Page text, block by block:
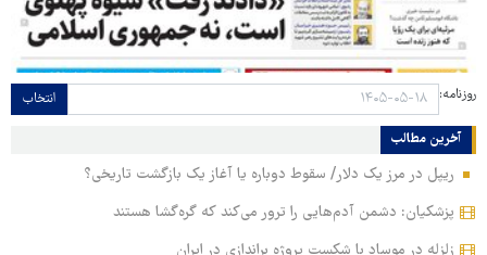
روزنامه: انتخاب
آخرین مطالب
ریپل در مرز یک دلار/ سقوط دوباره یا آغاز یک بازگشت تاریخی؟
پزشکیان: دشمن آدم‌هایی را ترور می‌کند که گره‌گشا هستند
زلزله در موساد با شکست پروژه براندازی در ایران